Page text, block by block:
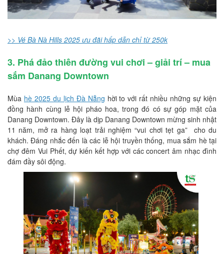
>> Vé Bà Nà Hills 2025 ưu đãi hấp dẫn chỉ từ 250k
3. Phá đảo thiên đường vui chơi – giải trí – mua
sắm Danang Downtown
Mùa hè 2025 du lịch Đà Nẵng hời to với rất nhiều những sự kiện
đồng hành cùng lễ hội pháo hoa, trong đó có sự góp mặt của
Danang Downtown. Đây là dịp Danang Downtown mừng sinh nhật
11 năm, mở ra hàng loạt trải nghiệm “vui chơi tẹt ga” cho du
khách. Đáng nhắc đến là các lễ hội truyền thống, mua sắm hè tại
chợ đêm Vui Phết, dự kiến kết hợp với các concert âm nhạc đình
đám đầy sôi động.